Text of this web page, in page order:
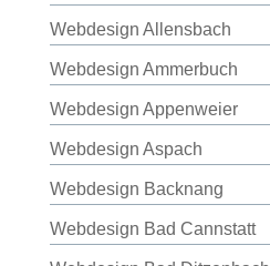
Webdesign Allensbach
Webdesign Ammerbuch
Webdesign Appenweier
Webdesign Aspach
Webdesign Backnang
Webdesign Bad Cannstatt